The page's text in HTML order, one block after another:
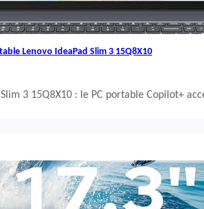
Lenovo IdeaPad Slim 3 15Q8X10
Slim 3 15Q8X10 : le PC portable Copilot+